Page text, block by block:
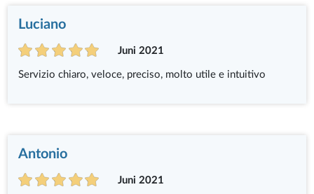
Luciano
Juni 2021
Servizio chiaro, veloce, preciso, molto utile e intuitivo
Antonio
Juni 2021